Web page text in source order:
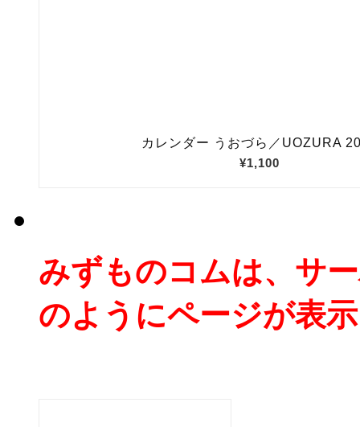
みずものコムは、サ
のようにページが表